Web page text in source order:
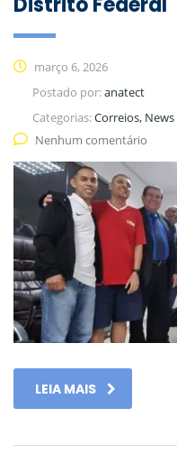
março 6, 2026
Postado por:anatect
Categorias:Correios, News
Nenhum comentário
LEIA MAIS